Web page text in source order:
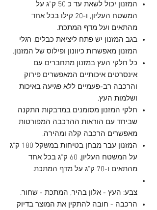
המזנון יכול לשאת עד כ 50 ק"ג על
המשטח העליון, ו-20 קילו בכל אחד
מהתאים ועל מדף המתכת.
בגב המזנון יש פתח ליציאת כבלים. רגלי
המזנון מאפשרות כיוונון ופילוס של המזנון.
כל חלקי העץ במזנון מתחברים עם
אינסרטים איכותיים המאפשרים פירוק
והרכבה רב-פעמיים ללא פגיעה באיכות
ושלמות העץ.
חלקי המזנון מסומנים במדבקות התקנה
שביחד עם הוראות ההרכבה המפורטות
מאפשרים הרכבה קלה ומהירה.
המזנון עבר מבחן בטיחות במשקל 180 ק"ג
על המשטח העליון, 60 ק"ג בכל אחד
מהתאים ו-70 ק"ג על מדף המתכת.
צבע: העץ - אלון בהיר, המתכת - שחור.
הרכבה - חובה להתקין את המוצר בדיוק